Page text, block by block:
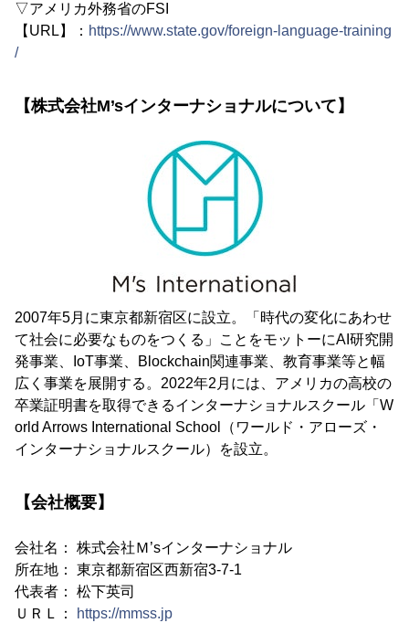
▽アメリカ外務省のFSI
【URL】： https://www.state.gov/foreign-language-training
/
【株式会社M’sインターナショナルについて】
2007年5月に東京都新宿区に設立。「時代の変化にあわせ
て社会に必要なものをつくる」ことをモットーにAI研究開
発事業、IoT事業、Blockchain関連事業、教育事業等と幅
広く事業を展開する。2022年2月には、アメリカの高校の
卒業証明書を取得できるインターナショナルスクール「W
orld Arrows International School（ワールド・アローズ・
インターナショナルスクール）を設立。
【会社概要】
会社名： 株式会社Ｍ’sインターナショナル
所在地： 東京都新宿区西新宿3-7-1
代表者： 松下英司
ＵＲＬ：
https://mmss.jp